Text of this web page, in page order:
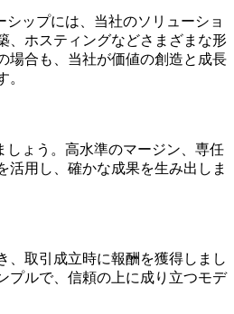
シップには、当社のソリューショ
、ホスティングなどさまざまな形
場合も、当社が価値の創造と成長
。
しょう。高水準のマージン、専任
活用し、確かな成果を生み出しま
、取引成立時に報酬を獲得しまし
プルで、信頼の上に成り立つモデ